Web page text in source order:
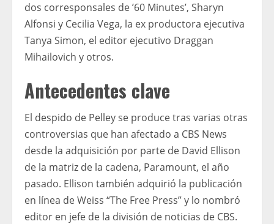
dos corresponsales de ’60 Minutes’, Sharyn
Alfonsi y Cecilia Vega, la ex productora ejecutiva
Tanya Simon, el editor ejecutivo Draggan
Mihailovich y otros.
Antecedentes clave
El despido de Pelley se produce tras varias otras
controversias que han afectado a CBS News
desde la adquisición por parte de David Ellison
de la matriz de la cadena, Paramount, el año
pasado. Ellison también adquirió la publicación
en línea de Weiss “The Free Press” y lo nombró
editor en jefe de la división de noticias de CBS.